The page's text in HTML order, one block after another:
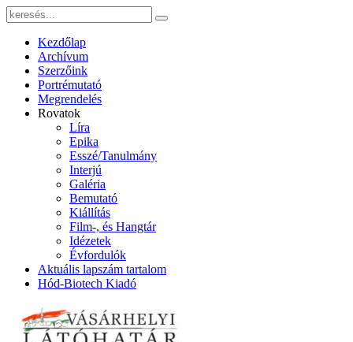
Kezdőlap
Archívum
Szerzőink
Portrémutató
Megrendelés
Rovatok
Líra
Epika
Esszé/Tanulmány
Interjú
Galéria
Bemutató
Kiállítás
Film-, és Hangtár
Idézetek
Évfordulók
Aktuális lapszám tartalom
Hód-Biotech Kiadó